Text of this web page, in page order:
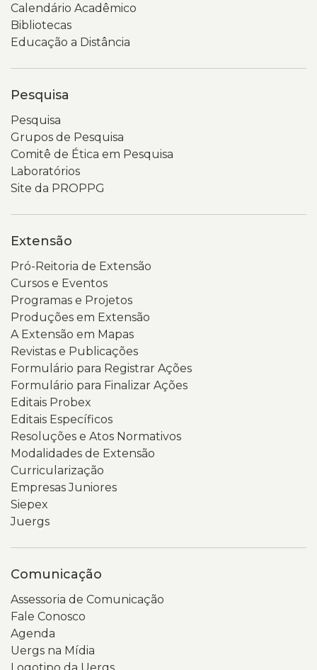
Calendário Acadêmico
Bibliotecas
Educação a Distância
Pesquisa
Pesquisa
Grupos de Pesquisa
Comitê de Ética em Pesquisa
Laboratórios
Site da PROPPG
Extensão
Pró-Reitoria de Extensão
Cursos e Eventos
Programas e Projetos
Produções em Extensão
A Extensão em Mapas
Revistas e Publicações
Formulário para Registrar Ações
Formulário para Finalizar Ações
Editais Probex
Editais Específicos
Resoluções e Atos Normativos
Modalidades de Extensão
Curricularização
Empresas Juniores
Siepex
Juergs
Comunicação
Assessoria de Comunicação
Fale Conosco
Agenda
Uergs na Mídia